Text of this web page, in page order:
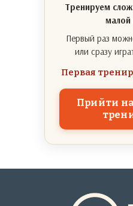
Тренируем
малой
Первый раз
или сразу
Первая
Прийти